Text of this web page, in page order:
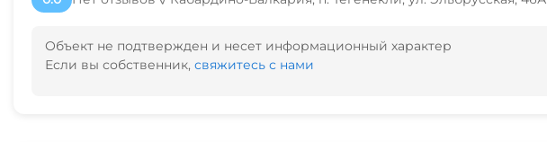
Объект не подтвержден и несет информационный характер
Если вы собственник, свяжитесь с нами